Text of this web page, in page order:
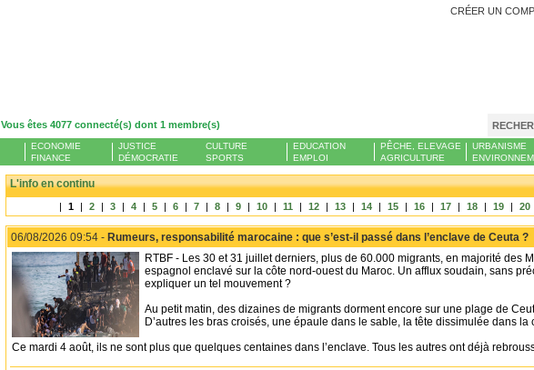
CRÉER UN
Vous êtes 4077 connecté(s) dont 1 membre(s)
ECONOMIE
FINANCE
JUSTICE
DÉMOCRATIE
CULTURE
SPORTS
EDUCATION
EMPLOI
PÊCHE, ELEVAGE
AGRICULTURE
URBANISME
L'info en continu
| 1 | 2 | 3 | 4 | 5 | 6 | 7 | 8 | 9 | 10 | 11 | 12 | 13 | 14 | 15 | 16 | 17 | 18 | 19 | 20
06/08/2026 09:54 - Rumeurs, responsabilité marocaine : que s’est-il passé dans l’enclave de Ceuta ?
RTBF - Les 30 et 31 juillet derniers, plus de 60.000 migrants, en majorité des
espagnol enclavé sur la côte nord-ouest du Maroc. Un afflux soudain, sans
expliquer un tel mouvement ?
Au petit matin, des dizaines de migrants dorment encore sur une plage de
D’autres les bras croisés, une épaule dans le sable, la tête dissimulée dans
Ce mardi 4 août, ils ne sont plus que quelques centaines dans l’enclave. Tous les autres ont déjà